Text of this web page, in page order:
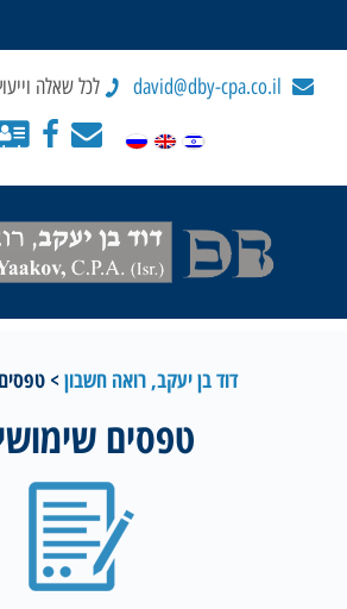
david@dby-cpa.co.il לכל שאלה
דוד בן יעקב, רואה חשבון>
טפסים